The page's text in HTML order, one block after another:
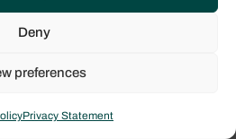
Deny
preferences
Privacy Statement